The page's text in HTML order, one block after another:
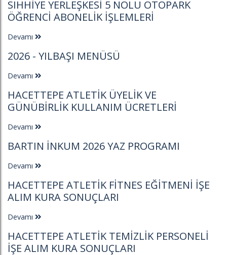
SIHHIYE YERLEŞKESI 5 NOLU OTOPARK
ÖĞRENCI ABONELIK İŞLEMLERI
Devamı
2026 - YILBAŞI MENÜSÜ
Devamı
HACETTEPE ATLETIK ÜYELIK VE
GÜNÜBIRLIK KULLANIM ÜCRETLERI
Devamı
BARTIN İNKUM 2026 YAZ PROGRAMI
Devamı
HACETTEPE ATLETIK FITNES EĞITMENI İŞE
ALIM KURA SONUÇLARI
Devamı
HACETTEPE ATLETIK TEMIZLIK PERSONELI
İŞE ALIM KURA SONUÇLARI